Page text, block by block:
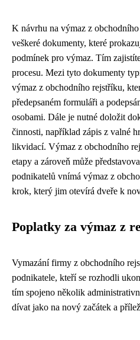
K návrhu na výmaz z
veškeré dokumenty, které
podmínek pro výmaz. Tím
procesu. Mezi tyto dokumenty
výmaz z obchodního rejstříku,
předepsaném formuláři a
osobami. Dále je nutné doložit
činnosti, například zápis z valné
likvidací. Výmaz z obchodního
etapy a zároveň může
podnikatelů vnímá výmaz z
krok, který jim otevírá dveře k
Poplatky za výmaz z
Vymazání firmy z obchodního
podnikatele, kteří se rozhodli
tím spojeno několik
dívat jako na nový začátek a